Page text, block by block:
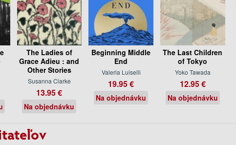
The Ladies of
Grace Adieu : and
Other Stories
Susanna Clarke
13.95 €
Na objednávku
Beginning Middle
End
Valeria Luiselli
19.95 €
Na objednávku
The Last Children
of Tokyo
Yoko Tawada
12.95 €
Na objednávku